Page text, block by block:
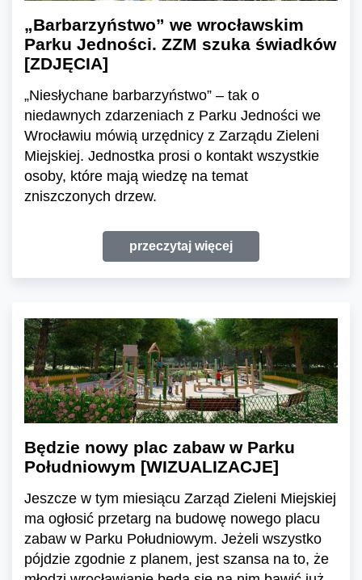
„Barbarzyństwo” we wrocławskim
Parku Jedności. ZZM szuka świadków
[ZDJĘCIA]
„Niesłychane barbarzyństwo” – tak o
niedawnych zdarzeniach z Parku Jedności we
Wrocławiu mówią urzędnicy z Zarządu Zieleni
Miejskiej. Jednostka prosi o kontakt wszystkie
osoby, które mają wiedzę na temat
zniszczonych drzew.
przeczytaj więcej
Będzie nowy plac zabaw w Parku
Południowym [WIZUALIZACJE]
Jeszcze w tym miesiącu Zarząd Zieleni Miejskiej
ma ogłosić przetarg na budowę nowego placu
zabaw w Parku Południowym. Jeżeli wszystko
pójdzie zgodnie z planem, jest szansa na to, że